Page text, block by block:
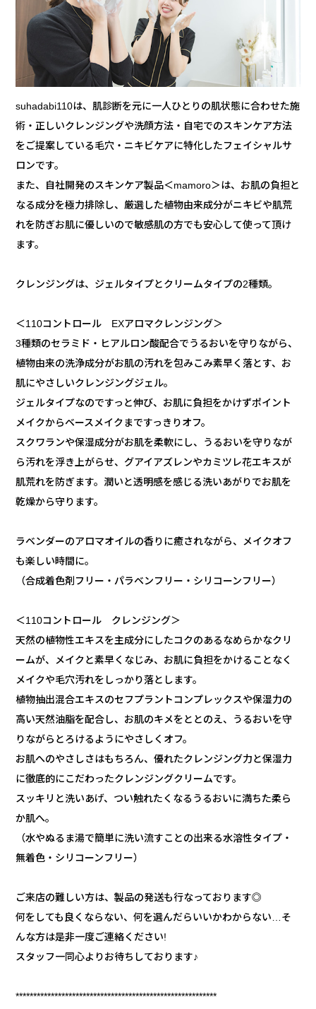
suhadabi110は、肌診断を元に一人ひとりの肌状態に合わせた施
術・正しいクレンジングや洗顔方法・自宅でのスキンケア方法
をご提案している毛穴・ニキビケアに特化したフェイシャルサ
ロンです。
また、自社開発のスキンケア製品＜mamoro＞は、お肌の負担と
なる成分を極力排除し、厳選した植物由来成分がニキビや肌荒
れを防ぎお肌に優しいので敏感肌の方でも安心して使って頂け
ます。
クレンジングは、ジェルタイプとクリームタイプの2種類。
＜110コントロール EXアロマクレンジング＞
3種類のセラミド・ヒアルロン酸配合でうるおいを守りながら、
植物由来の洗浄成分がお肌の汚れを包みこみ素早く落とす、お
肌にやさしいクレンジングジェル。
ジェルタイプなのですっと伸び、お肌に負担をかけずポイント
メイクからベースメイクまですっきりオフ。
スクワランや保湿成分がお肌を柔軟にし、うるおいを守りなが
ら汚れを浮き上がらせ、グアイアズレンやカミツレ花エキスが
肌荒れを防ぎます。潤いと透明感を感じる洗いあがりでお肌を
乾燥から守ります。
ラベンダーのアロマオイルの香りに癒されながら、メイクオフ
も楽しい時間に。
（合成着色剤フリー・パラベンフリー・シリコーンフリー）
＜110コントロール クレンジング＞
天然の植物性エキスを主成分にしたコクのあるなめらかなクリ
ームが、メイクと素早くなじみ、お肌に負担をかけることなく
メイクや毛穴汚れをしっかり落とします。
植物抽出混合エキスのセフプラントコンプレックスや保湿力の
高い天然油脂を配合し、お肌のキメをととのえ、うるおいを守
りながらとろけるようにやさしくオフ。
お肌へのやさしさはもちろん、優れたクレンジング力と保湿力
に徹底的にこだわったクレンジングクリームです。
スッキリと洗いあげ、つい触れたくなるうるおいに満ちた柔ら
か肌へ。
（水やぬるま湯で簡単に洗い流すことの出来る水溶性タイプ・
無着色・シリコーンフリー）
ご来店の難しい方は、製品の発送も行なっております◎
何をしても良くならない、何を選んだらいいかわからない…そ
んな方は是非一度ご連絡ください!
スタッフ一同心よりお待ちしております♪
*********************************************************